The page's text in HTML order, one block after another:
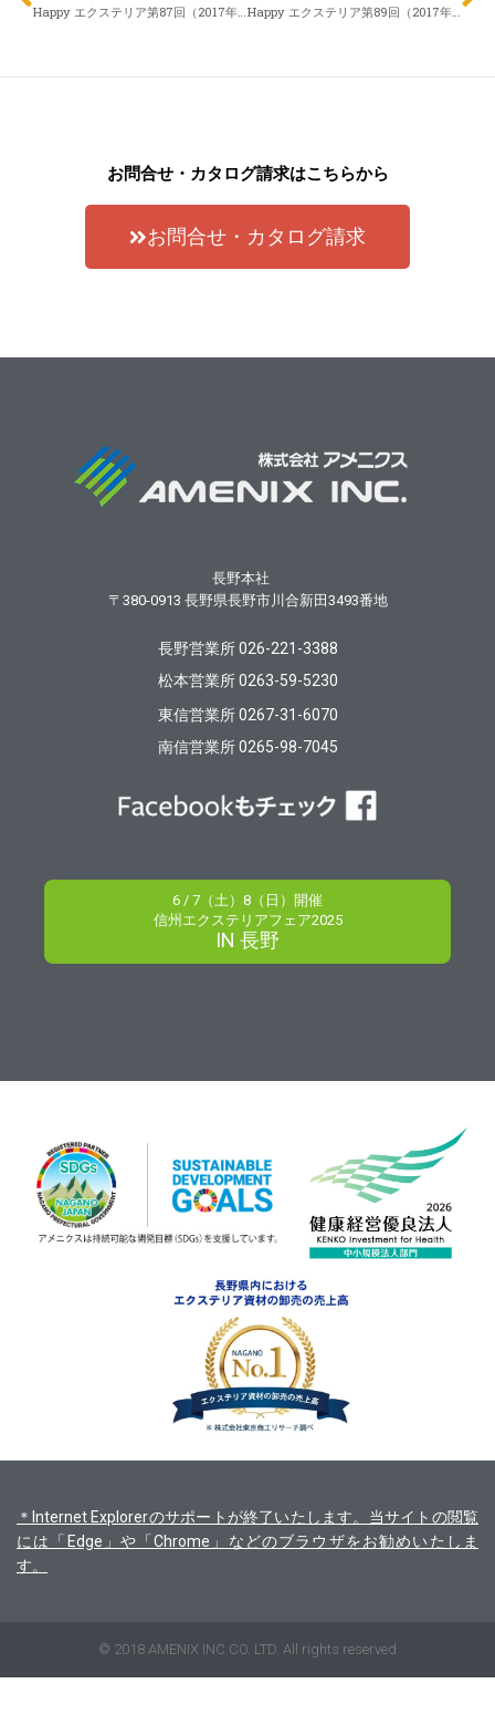
Happy エクステリア第87回（2017年06月01日）株式会社 アロウズガーデンデザイン 村田勇さん「植物の持つ力」 Happy エクステリア第89回（2017年06月15日）株式会社 アメニクス 代表取締役社長 久保田仁 「エクステリア・リフォームフェア長野について(エクステリアってなに？その良さを知るために)」
お問合せ・カタログ請求はこちらから
お問合せ・カタログ請求
長野本社
〒380-0913 長野県長野市川合新田3493番地
長野営業所 026-221-3388
松本営業所 0263-59-5230
東信営業所 0267-31-6070
南信営業所 0265-98-7045
6 / 7（土）8（日）開催
信州エクステリアフェア2025
IN 長野
＊Internet Explorerのサポートが終了いたします。当サイトの閲覧
には「Edge」や「Chrome」などのブラウザをお勧めいたしま
す。
© 2018 AMENIX INC CO. LTD. All rights reserved